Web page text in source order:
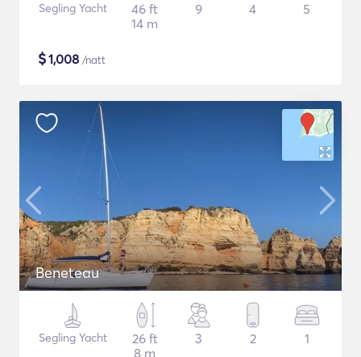
Segling Yacht
46 ft
14 m
9 4 5
$1,008 /natt
Beneteau
Segling Yacht
26 ft
8 m
3 2 1